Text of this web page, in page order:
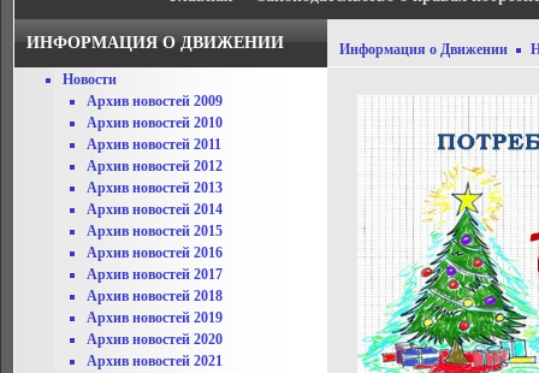
ИНФОРМАЦИЯ О ДВИЖЕНИИ
Новости
Архив новостей 2009
Архив новостей 2010
Архив новостей 2011
Архив новостей 2012
Архив новостей 2013
Архив новостей 2014
Архив новостей 2015
Архив новостей 2016
Архив новостей 2017
Архив новостей 2018
Архив новостей 2019
Архив новостей 2020
Архив новостей 2021
Информация о Движении